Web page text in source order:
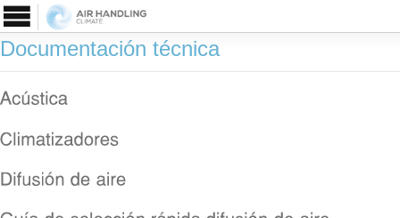
Documentación técnica